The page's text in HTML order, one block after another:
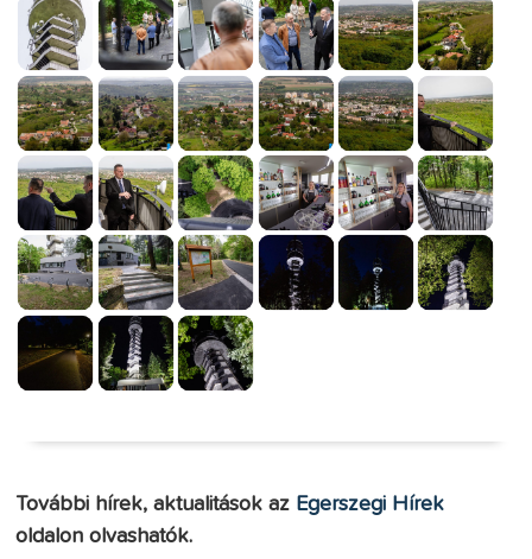
További hírek, aktualitások az Egerszegi Hírek
oldalon olvashatók.